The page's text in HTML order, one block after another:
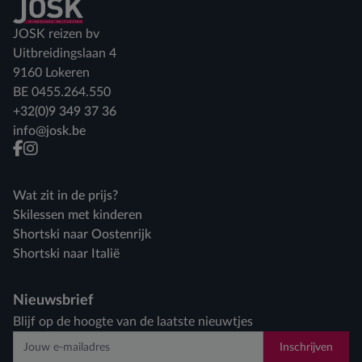
Terug naar home
JOSK reizen bv
Uitbreidingslaan 4
9160 Lokeren
BE 0455.264.550
+32(0)9 349 37 36
info@josk.be
facebook
instagram
Wat zit in de prijs?
Skilessen met kinderen
Shortski naar Oostenrijk
Shortski naar Italië
Nieuwsbrief
Blijf op de hoogte van de laatste nieuwtjes
Inschrijven